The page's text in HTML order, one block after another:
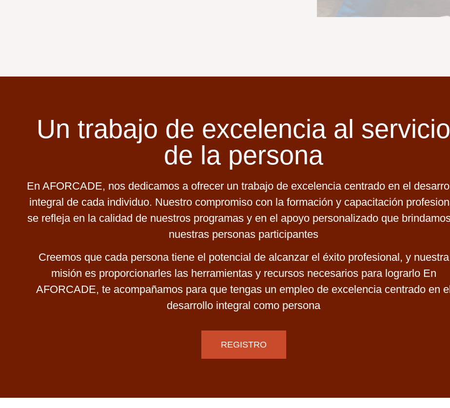
Un trabajo de excelencia al servicio
de la persona
En AFORCADE, nos dedicamos a ofrecer un trabajo de excelencia centrado en el
integral de cada individuo. Nuestro compromiso con la formación y capacitación
se refleja en la calidad de nuestros programas y en el apoyo personalizado que
nuestras personas participantes
Creemos que cada persona tiene el potencial de alcanzar el éxito profesional, y nuestra
misión es proporcionarles las herramientas y recursos necesarios para lograrlo En
AFORCADE, te acompañamos para que tengas un empleo de excelencia centrado en
desarrollo integral como persona
REGISTRO